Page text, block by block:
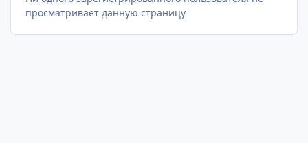
просматривает данную страницу